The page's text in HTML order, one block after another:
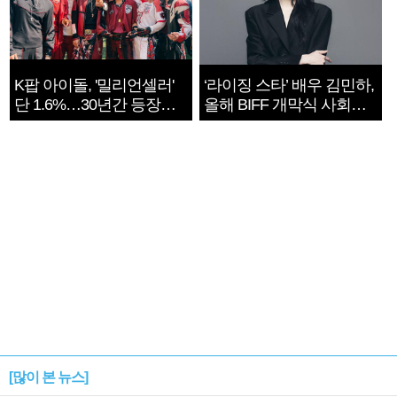
K팝 아이돌, '밀리언셀러'
단 1.6%…30년간 등장
1182개팀 전수조사
‘라이징 스타’ 배우 김민하,
올해 BIFF 개막식 사회자
확정
[많이 본 뉴스]